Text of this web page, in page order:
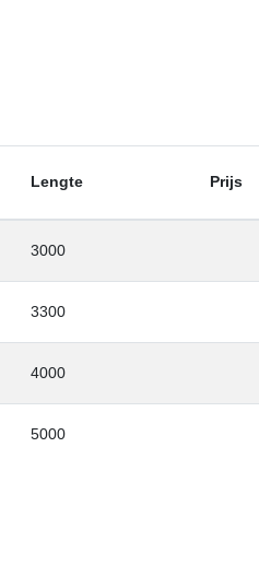
Lengte Prijs
3000
3300
4000
5000